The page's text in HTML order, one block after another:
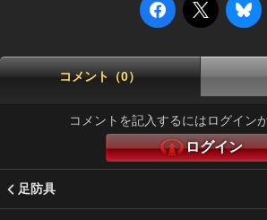
コメント（0）
コメントを記入するにはログイン
ログイン
足防具